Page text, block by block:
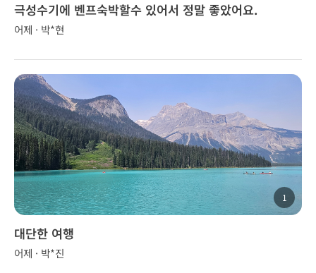
극성수기에 벤프숙박할수 있어서 정말 좋았어요.
어제 · 박*현
1
대단한 여행
어제 · 박*진